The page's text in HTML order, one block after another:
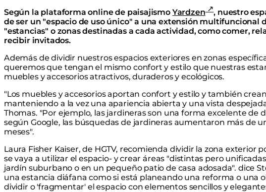
Según la plataforma online de paisajismo Yardzen
, nuestro
de ser un "espacio de uso único" a una extensión multifuncional
"estancias" o zonas destinadas a cada actividad, como comer,
recibir invitados.
Además de dividir nuestros espacios exteriores en zonas
queremos que tengan el mismo confort y estilo que nuestras
muebles y accesorios atractivos, duraderos y ecológicos.
"Los muebles y accesorios aportan confort y estilo y también
manteniendo a la vez una apariencia abierta y una vista
Thomas. "Por ejemplo, las jardineras son una forma excelente de
según Google, las búsquedas de jardineras aumentaron más de
meses".
Laura Fisher Kaiser, de HGTV, recomienda dividir la zona exterior
se vaya a utilizar el espacio- y crear áreas "distintas pero
jardín suburbano o en un pequeño patio de casa adosada". dice
una estancia diáfana como si está planeando una reforma o una
dividir o 'fragmentar' el espacio con elementos sencillos y